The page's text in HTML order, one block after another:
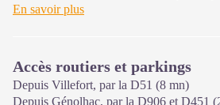
et la sensibilisation sur l'offre de
En savoir plus
Accès routiers et parkings
Depuis Villefort, par la D51 (8 mn)
Depuis Génolhac, par la D906 et D451